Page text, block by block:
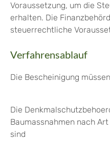
Voraussetzung, um die
erhalten. Die
steuerrechtliche
Verfahrensablauf
Die Bescheinigung
Die
Baumassnahmen nach
sind